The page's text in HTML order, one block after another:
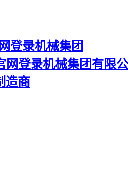
登录机械集团